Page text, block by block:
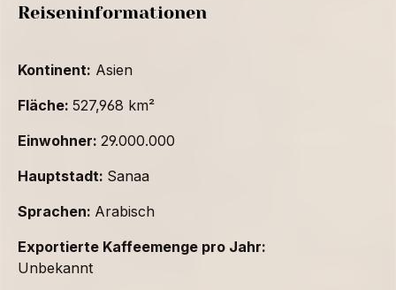
Reiseninformationen
Kontinent: Asien
Fläche: 527,968 km²
Einwohner: 29.000.000
Hauptstadt: Sanaa
Sprachen: Arabisch
Exportierte Kaffeemenge pro Jahr:
Unbekannt